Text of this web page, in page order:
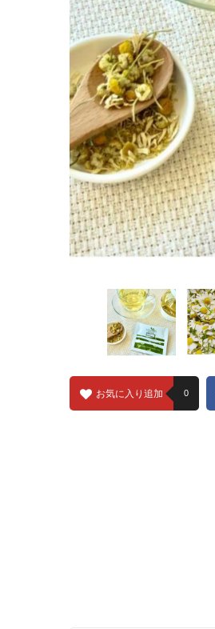
お気に入り追加 0